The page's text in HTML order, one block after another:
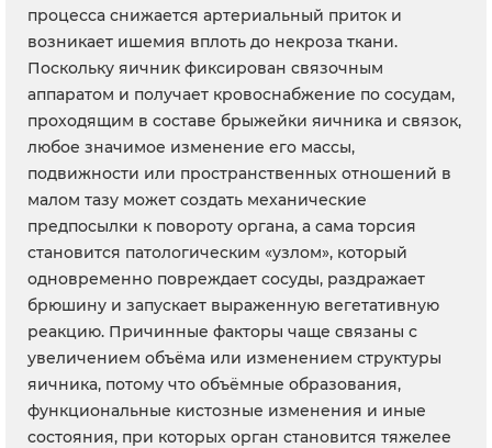
процесса снижается артериальный приток и
возникает ишемия вплоть до некроза ткани.
Поскольку яичник фиксирован связочным
аппаратом и получает кровоснабжение по сосудам,
проходящим в составе брыжейки яичника и связок,
любое значимое изменение его массы,
подвижности или пространственных отношений в
малом тазу может создать механические
предпосылки к повороту органа, а сама торсия
становится патологическим «узлом», который
одновременно повреждает сосуды, раздражает
брюшину и запускает выраженную вегетативную
реакцию. Причинные факторы чаще связаны с
увеличением объёма или изменением структуры
яичника, потому что объёмные образования,
функциональные кистозные изменения и иные
состояния, при которых орган становится тяжелее